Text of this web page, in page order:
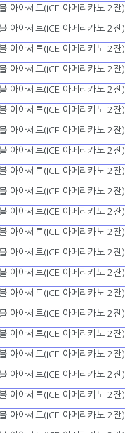
아아세트(ICE 아메리카노 2잔)
아아세트(ICE 아메리카노 2잔)
아아세트(ICE 아메리카노 2잔)
아아세트(ICE 아메리카노 2잔)
아아세트(ICE 아메리카노 2잔)
아아세트(ICE 아메리카노 2잔)
아아세트(ICE 아메리카노 2잔)
아아세트(ICE 아메리카노 2잔)
아아세트(ICE 아메리카노 2잔)
아아세트(ICE 아메리카노 2잔)
아아세트(ICE 아메리카노 2잔)
아아세트(ICE 아메리카노 2잔)
아아세트(ICE 아메리카노 2잔)
아아세트(ICE 아메리카노 2잔)
아아세트(ICE 아메리카노 2잔)
아아세트(ICE 아메리카노 2잔)
아아세트(ICE 아메리카노 2잔)
아아세트(ICE 아메리카노 2잔)
아아세트(ICE 아메리카노 2잔)
아아세트(ICE 아메리카노 2잔)
아아세트(ICE 아메리카노 2잔)